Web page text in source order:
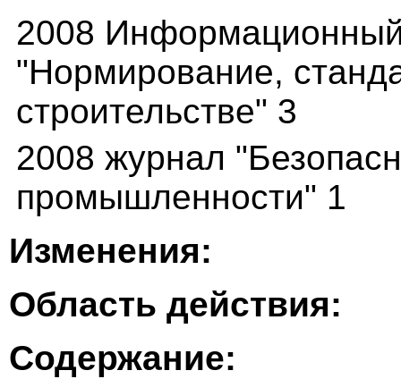
2008
"Нормирование,
строительстве" 3
2008 журнал
промышленности" 1
Изменения:
Область действия:
Содержание: